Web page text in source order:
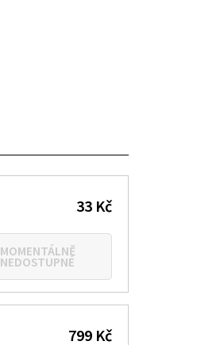
33 Kč
MOMENTÁLNĚ
NEDOSTUPNÉ
799 Kč